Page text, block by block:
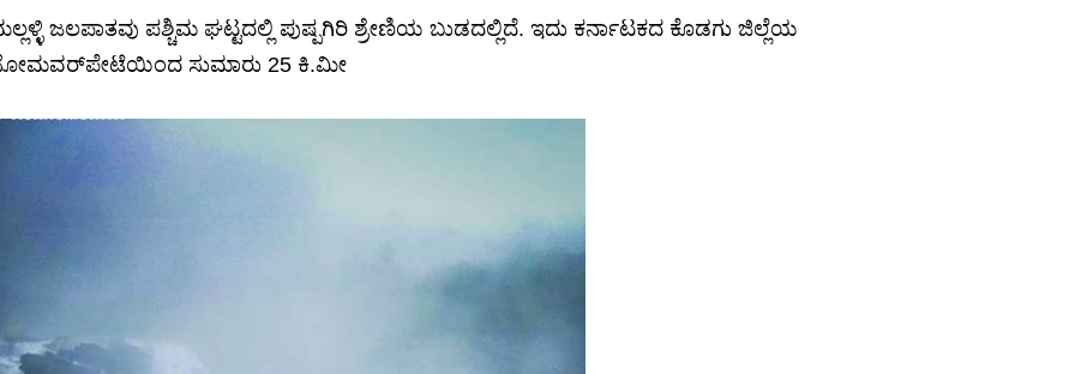
ಜಲಪಾತವು ಪಶ್ಚಿಮ ಘಟ್ಟದಲ್ಲಿ ಪುಷ್ಪಗಿರಿ ಶ್ರೇಣಿಯ ಬುಡದಲ್ಲಿದೆ. ಇದು ಕರ್ನಾಟಕದ ಕೊಡಗು ಜಿಲ್ಲೆಯ
ಸುಮಾರು 25 ಕಿ.ಮೀ